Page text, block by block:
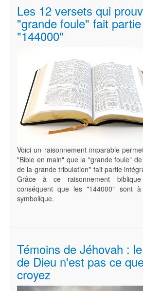
Les 12 versets qui
"grande foule" fait
"144000"
Voici un raisonnement imparable
"Bible en main" que la "grande foule"
de la grande tribulation" fait partie
Grâce à ce raisonnement
conséquent que les "144000" sont
symbolique.
Témoins de Jéhovah :
de Dieu n'est pas ce
croyez